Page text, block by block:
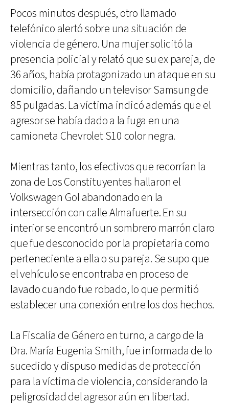
Pocos minutos después, otro llamado
telefónico alertó sobre una situación de
violencia de género. Una mujer solicitó la
presencia policial y relató que su ex pareja, de
36 años, había protagonizado un ataque en su
domicilio, dañando un televisor Samsung de
85 pulgadas. La víctima indicó además que el
agresor se había dado a la fuga en una
camioneta Chevrolet S10 color negra.
Mientras tanto, los efectivos que recorrían la
zona de Los Constituyentes hallaron el
Volkswagen Gol abandonado en la
intersección con calle Almafuerte. En su
interior se encontró un sombrero marrón claro
que fue desconocido por la propietaria como
perteneciente a ella o su pareja. Se supo que
el vehículo se encontraba en proceso de
lavado cuando fue robado, lo que permitió
establecer una conexión entre los dos hechos.
La Fiscalía de Género en turno, a cargo de la
Dra. María Eugenia Smith, fue informada de lo
sucedido y dispuso medidas de protección
para la víctima de violencia, considerando la
peligrosidad del agresor aún en libertad.